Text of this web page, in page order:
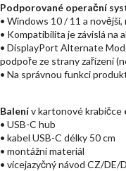
Podporované operační
• Windows 10 / 11 a
• Kompatibilita je závislá na
• DisplayPort Alternate
podpoře ze strany zařízení
• Na správnou funkci
Balenív kartonové krabičce
• USB-C hub
• kabel USB-C délky 50 cm
• montážní materiál
• vícejazyčný návod CZ/